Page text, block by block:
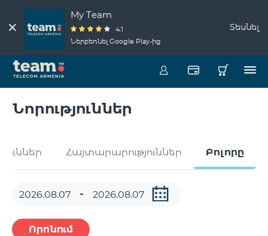
My Team
4.1
Ներբեռնել Google Play-ից
Տեսնել
Նորություններ
Հայտարարություններ Բոլորը
Որոնում